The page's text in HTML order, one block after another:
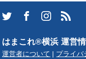
はまこれ®横浜 運営
運営者について プライバ